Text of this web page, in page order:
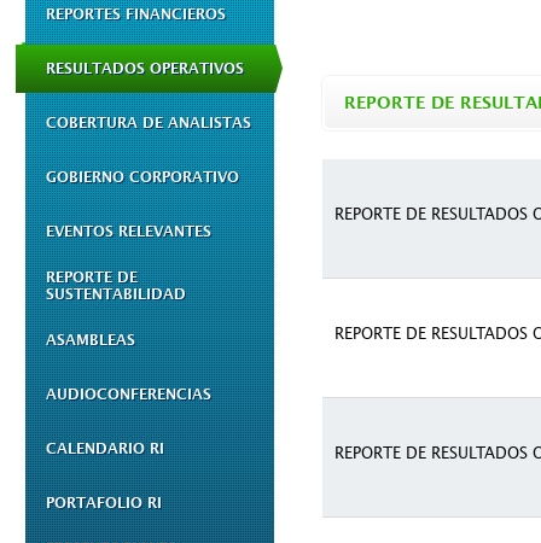
REPORTES FINANCIEROS
RESULTADOS OPERATIVOS
COBERTURA DE ANALISTAS
GOBIERNO CORPORATIVO
EVENTOS RELEVANTES
REPORTE DE
SUSTENTABILIDAD
ASAMBLEAS
AUDIOCONFERENCIAS
CALENDARIO RI
PORTAFOLIO RI
REPORTE DE
REPORTE DE RESULTADOS
REPORTE DE RESULTADOS
REPORTE DE RESULTADOS